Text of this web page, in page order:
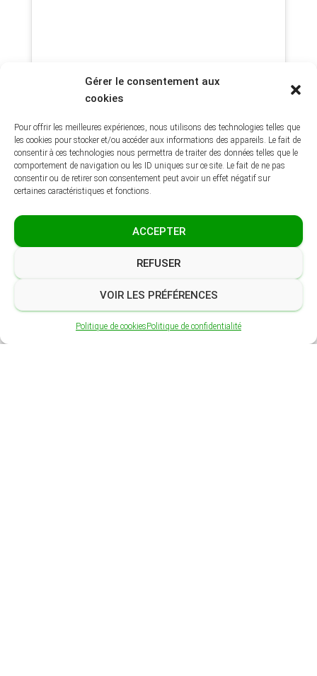
Gérer le consentement aux
cookies
Pour offrir les meilleures expériences, nous utilisons des technologies telles que
les cookies pour stocker et/ou accéder aux informations des appareils. Le fait de
consentir à ces technologies nous permettra de traiter des données telles que le
comportement de navigation ou les ID uniques sur ce site. Le fait de ne pas
consentir ou de retirer son consentement peut avoir un effet négatif sur
certaines caractéristiques et fonctions.
ACCEPTER
REFUSER
VOIR LES PRÉFÉRENCES
Politique de cookiesPolitique de confidentialité